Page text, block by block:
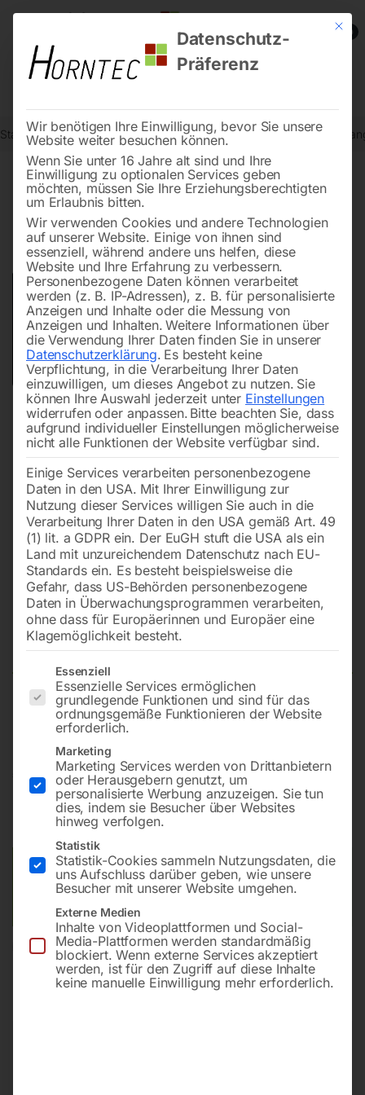
0
Start Drucklufttechnologie Druckluftschläuche Druckluftrohr
Druckluftrohr Stangenware PEXa
Ø 15 x 12 mm, 3m
25 bar Preis pro Stange = 3m
16,80
inkl. MwSt. zzgl.Versandkosten
Lieferzeit:ca. 2 - 3 Tage
Versandkosten Standard (Österreich): €40,00
Bitte beachten Sie: Die Versandkosten gelten für Österreich.
Andere Länder können abweichen.
In den Warenkorb
Mit
Datenschutz-
Präferenz
Wir benötigen Ihre Einwilligung, bevor Sie unsere
Website weiter besuchen können.
Wenn Sie unter 16 Jahre alt sind und Ihre
Einwilligung zu optionalen Services geben
möchten, müssen Sie Ihre Erziehungsberechtigten
um Erlaubnis bitten.
Wir verwenden Cookies und andere Technologien
auf unserer Website. Einige von ihnen sind
essenziell, während andere uns helfen, diese
Website und Ihre Erfahrung zu verbessern.
Personenbezogene Daten können verarbeitet
werden (z. B. IP-Adressen), z. B. für personalisierte
Anzeigen und Inhalte oder die Messung von
Anzeigen und Inhalten. Weitere Informationen über
die Verwendung Ihrer Daten finden Sie in unserer
Datenschutzerklärung. Es besteht keine
Verpflichtung, in die Verarbeitung Ihrer Daten
einzuwilligen, um dieses Angebot zu nutzen. Sie
können Ihre Auswahl jederzeit unter Einstellungen
widerrufen oder anpassen. Bitte beachten Sie, dass
aufgrund individueller Einstellungen möglicherweise
nicht alle Funktionen der Website verfügbar sind.
Einige Services verarbeiten personenbezogene
Daten in den USA. Mit Ihrer Einwilligung zur
Nutzung dieser Services willigen Sie auch in die
Verarbeitung Ihrer Daten in den USA gemäß Art. 49
(1) lit. a GDPR ein. Der EuGH stuft die USA als ein
Land mit unzureichendem Datenschutz nach EU-
Standards ein. Es besteht beispielsweise die
Gefahr, dass US-Behörden personenbezogene
Daten in Überwachungsprogrammen verarbeiten,
ohne dass für Europäerinnen und Europäer eine
Klagemöglichkeit besteht.
Es folgt eine Liste der Service-Gruppen, für die eine
Essenziell
Essenzielle Services ermöglichen
grundlegende Funktionen und sind für das
ordnungsgemäße Funktionieren der Website
erforderlich.
Marketing
Marketing Services werden von Drittanbietern
oder Herausgebern genutzt, um
personalisierte Werbung anzuzeigen. Sie tun
dies, indem sie Besucher über Websites
hinweg verfolgen.
Statistik
Statistik-Cookies sammeln Nutzungsdaten, die
uns Aufschluss darüber geben, wie unsere
Besucher mit unserer Website umgehen.
Externe Medien
Inhalte von Videoplattformen und Social-
Media-Plattformen werden standardmäßig
blockiert. Wenn externe Services akzeptiert
werden, ist für den Zugriff auf diese Inhalte
keine manuelle Einwilligung mehr erforderlich.